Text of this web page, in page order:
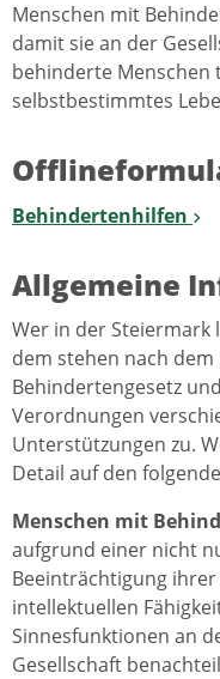
Menschen mit
damit sie an der
behinderte
selbstbestimmtes
Behindertenhilfen
Allgemeine
Wer in der Steiermark
dem stehen nach
Behindertengesetz
Verordnungen
Unterstützungen zu.
Detail auf den
Menschen mit
aufgrund einer nicht
Beeinträchtigung
intellektuellen
Sinnesfunktionen an
Gesellschaft